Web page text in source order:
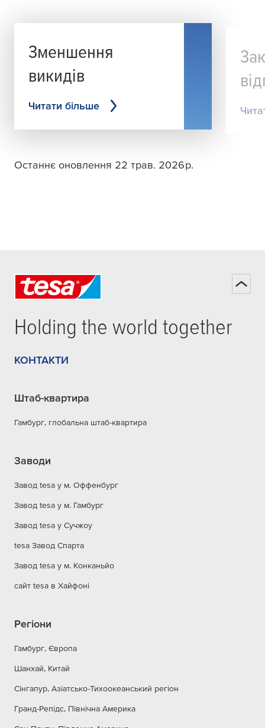
Зменшення
викидів
Читати більше
Останнє оновлення 22 трав. 2026 р.
Holding the world together
КОНТАКТИ
Штаб-квартира
Гамбург, глобальна штаб-квартира
Заводи
Завод tesa у м. Оффенбург
Завод tesa у м. Гамбург
Завод tesa у Сучжоу
tesa Завод Спарта
Завод tesa у м. Конканьйо
сайт tesa в Хайфоні
Регіони
Гамбург, Європа
Шанхай, Китай
Сінгапур, Азіатсько-Тихоокеанський регіон
Гранд-Репідс, Північна Америка